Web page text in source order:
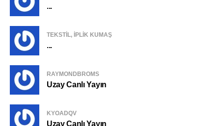
...
TEKSTIL, IPLIK KUMAŞ
...
RAYMONDBROMS
Uzay Canlı Yayın
KYOADQV
Uzay Canlı Yayın